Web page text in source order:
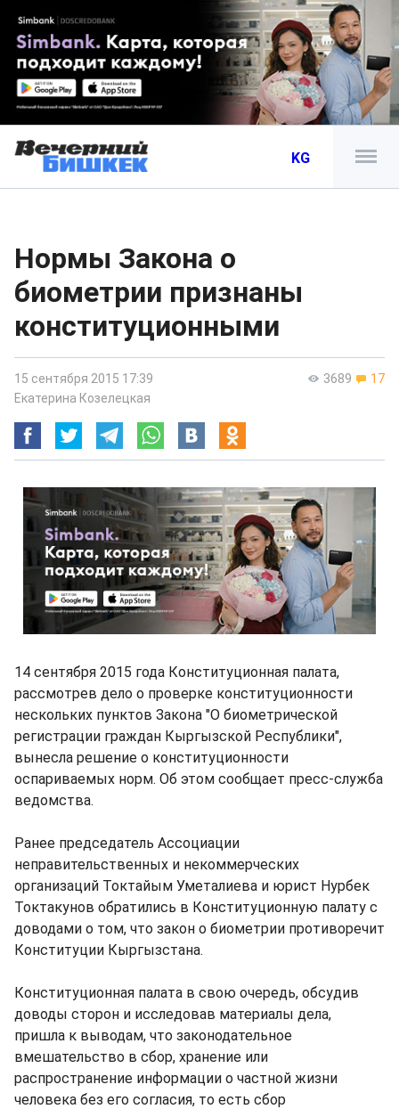
KG
Нормы Закона о
биометрии признаны
конституционными
3689 17
15 сентября 2015 17:39
Екатерина Козелецкая
14 сентября 2015 года Конституционная палата,
рассмотрев дело о проверке конституционности
нескольких пунктов Закона "О биометрической
регистрации граждан Кыргызской Республики",
вынесла решение о конституционности
оспариваемых норм. Об этом сообщает пресс-служба
ведомства.
Ранее председатель Ассоциации
неправительственных и некоммерческих
организаций Токтайым Уметалиева и юрист Нурбек
Токтакунов обратились в Конституционную палату с
доводами о том, что закон о биометрии противоречит
Конституции Кыргызстана.
Конституционная палата в свою очередь, обсудив
доводы сторон и исследовав материалы дела,
пришла к выводам, что законодательное
вмешательство в сбор, хранение или
распространение информации о частной жизни
человека без его согласия, то есть сбор